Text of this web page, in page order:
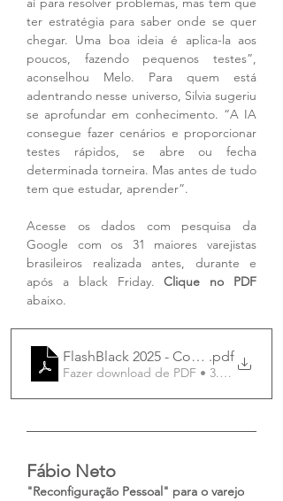
ter estratégia para saber onde se quer
chegar. Uma boa ideia é aplica-la aos
poucos, fazendo pequenos testes”,
aconselhou Melo. Para quem está
adentrando nesse universo, Silvia sugeriu
se aprofundar em conhecimento. “A IA
consegue fazer cenários e proporcionar
testes rápidos, se abre ou fecha
determinada torneira. Mas antes de tudo
tem que estudar, aprender”.
Acesse os dados com pesquisa da
Google com os 31 maiores varejistas
brasileiros realizada antes, durante e
após a black Friday.
abaixo.
FlashBlack 2025 - Content Asset
.pdf
Fazer download de PDF • 3.72MB
Fábio Neto
"Reconfiguração Pessoal" para o varejo